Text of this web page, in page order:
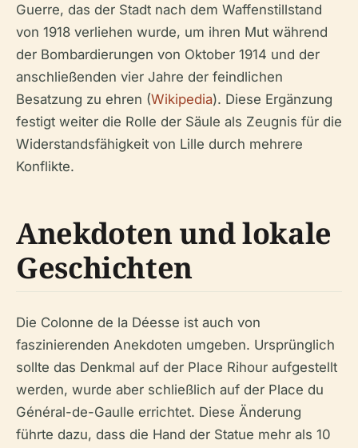
Guerre, das der Stadt nach dem Waffenstillstand
von 1918 verliehen wurde, um ihren Mut während
der Bombardierungen von Oktober 1914 und der
anschließenden vier Jahre der feindlichen
Besatzung zu ehren (Wikipedia). Diese Ergänzung
festigt weiter die Rolle der Säule als Zeugnis für die
Widerstandsfähigkeit von Lille durch mehrere
Konflikte.
Anekdoten und lokale
Geschichten
Die Colonne de la Déesse ist auch von
faszinierenden Anekdoten umgeben. Ursprünglich
sollte das Denkmal auf der Place Rihour aufgestellt
werden, wurde aber schließlich auf der Place du
Général-de-Gaulle errichtet. Diese Änderung
führte dazu, dass die Hand der Statue mehr als 10